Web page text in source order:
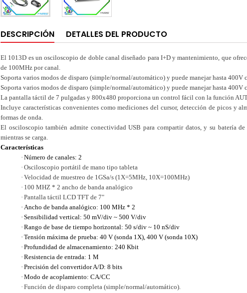
DESCRIPCIÓN DETALLES DEL PRODUCTO
El 1013D es un osciloscopio de doble canal diseñado para I+D y mantenimiento, que
de 100MHz por canal.
Soporta varios modos de disparo (simple/normal/automático) y puede manejar hasta
Soporta varios modos de disparo (simple/normal/automático) y puede manejar hasta
La pantalla táctil de 7 pulgadas y 800x480 proporciona un control fácil con la función
Incluye características convenientes como mediciones del cursor, detección de picos y
formas de onda.
El osciloscopio también admite conectividad USB para compartir datos, y su batería
mientras se carga.
Características
· Número de canales: 2
· Osciloscopio portátil de mano tipo tableta
· Velocidad de muestreo de 1GSa/s (1X=5MHz, 10X=100MHz)
· 100 MHZ * 2 ancho de banda analógico
· Pantalla táctil LCD TFT de 7"
· Ancho de banda analógico: 100 MHz * 2
· Sensibilidad vertical: 50 mV/div ~ 500 V/div
· Rango de base de tiempo horizontal: 50 s/div ~ 10 nS/div
· Tensión máxima de prueba: 40 V (sonda 1X), 400 V (sonda 10X)
· Profundidad de almacenamiento: 240 Kbit
· Resistencia de entrada: 1 M
· Precisión del convertidor A/D: 8 bits
· Modo de acoplamiento: CA/CC
· Función de disparo completa (simple/normal/automático).